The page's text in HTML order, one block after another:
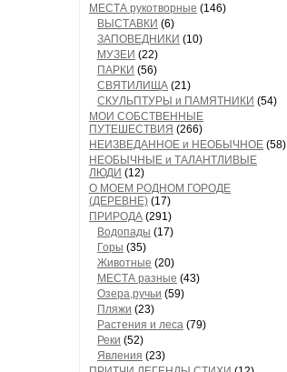
МЕСТА рукотворные (146)
ВЫСТАВКИ (6)
ЗАПОВЕДНИКИ (10)
МУЗЕИ (22)
ПАРКИ (56)
СВЯТИЛИЩА (21)
СКУЛЬПТУРЫ и ПАМЯТНИКИ (54)
МОИ СОБСТВЕННЫЕ
ПУТЕШЕСТВИЯ (266)
НЕИЗВЕДАННОЕ и НЕОБЫЧНОЕ (58)
НЕОБЫЧНЫЕ и ТАЛАНТЛИВЫЕ
ЛЮДИ (12)
О МОЕМ РОДНОМ ГОРОДЕ
(ДЕРЕВНЕ) (17)
ПРИРОДА (291)
Водопады (17)
Горы (35)
Животные (20)
МЕСТА разные (43)
Озера,ручьи (59)
Пляжи (23)
Растения и леса (79)
Реки (52)
Явления (23)